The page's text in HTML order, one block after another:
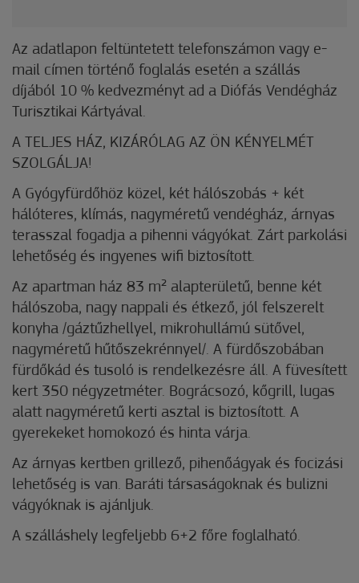
Az adatlapon feltüntetett telefonszámon vagy e-
mail címen történő foglalás esetén a szállás
díjából 10 % kedvezményt ad a Diófás Vendégház
Turisztikai Kártyával.
A TELJES HÁZ, KIZÁRÓLAG AZ ÖN KÉNYELMÉT
SZOLGÁLJA!
A Gyógyfürdőhöz közel, két hálószobás + két
hálóteres, klímás, nagyméretű vendégház, árnyas
terasszal fogadja a pihenni vágyókat. Zárt parkolási
lehetőség és ingyenes wifi biztosított.
Az apartman ház 83 m² alapterületű, benne két
hálószoba, nagy nappali és étkező, jól felszerelt
konyha /gáztűzhellyel, mikrohullámú sütővel,
nagyméretű hűtőszekrénnyel/. A fürdőszobában
fürdőkád és tusoló is rendelkezésre áll. A füvesített
kert 350 négyzetméter. Bográcsozó, kőgrill, lugas
alatt nagyméretű kerti asztal is biztosított. A
gyerekeket homokozó és hinta várja.
Az árnyas kertben grillező, pihenőágyak és focizási
lehetőség is van. Baráti társaságoknak és bulizni
vágyóknak is ajánljuk.
A szálláshely legfeljebb 6+2 főre foglalható.